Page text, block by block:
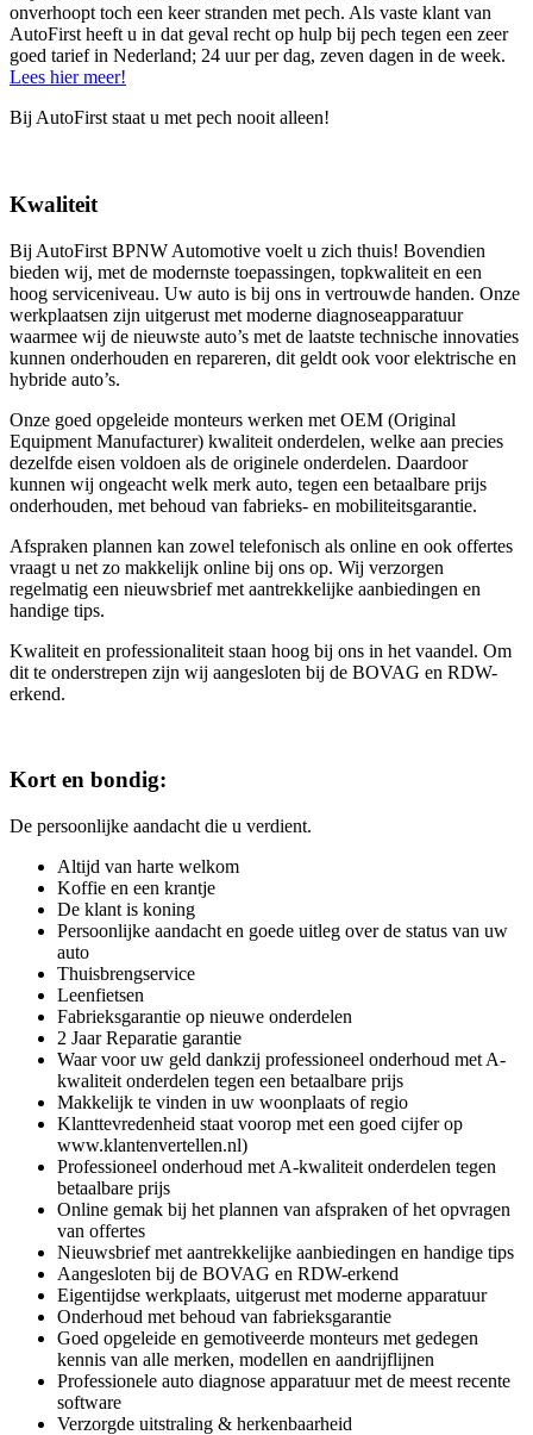
onverhoopt toch een keer stranden met pech. Als vaste klant van
AutoFirst heeft u in dat geval recht op hulp bij pech tegen een zeer
goed tarief in Nederland; 24 uur per dag, zeven dagen in de week.
Lees hier meer!
Bij AutoFirst staat u met pech nooit alleen!
Kwaliteit
Bij AutoFirst BPNW Automotive voelt u zich thuis! Bovendien
bieden wij, met de modernste toepassingen, topkwaliteit en een
hoog serviceniveau. Uw auto is bij ons in vertrouwde handen. Onze
werkplaatsen zijn uitgerust met moderne diagnoseapparatuur
waarmee wij de nieuwste auto’s met de laatste technische innovaties
kunnen onderhouden en repareren, dit geldt ook voor elektrische en
hybride auto’s.
Onze goed opgeleide monteurs werken met OEM (Original
Equipment Manufacturer) kwaliteit onderdelen, welke aan precies
dezelfde eisen voldoen als de originele onderdelen. Daardoor
kunnen wij ongeacht welk merk auto, tegen een betaalbare prijs
onderhouden, met behoud van fabrieks- en mobiliteitsgarantie.
Afspraken plannen kan zowel telefonisch als online en ook offertes
vraagt u net zo makkelijk online bij ons op. Wij verzorgen
regelmatig een nieuwsbrief met aantrekkelijke aanbiedingen en
handige tips.
Kwaliteit en professionaliteit staan hoog bij ons in het vaandel. Om
dit te onderstrepen zijn wij aangesloten bij de BOVAG en RDW-
erkend.
Kort en bondig:
De persoonlijke aandacht die u verdient.
Altijd van harte welkom
Koffie en een krantje
De klant is koning
Persoonlijke aandacht en goede uitleg over de status van uw
auto
Thuisbrengservice
Leenfietsen
Fabrieksgarantie op nieuwe onderdelen
2 Jaar Reparatie garantie
Waar voor uw geld dankzij professioneel onderhoud met A-
kwaliteit onderdelen tegen een betaalbare prijs
Makkelijk te vinden in uw woonplaats of regio
Klanttevredenheid staat voorop met een goed cijfer op
www.klantenvertellen.nl)
Professioneel onderhoud met A-kwaliteit onderdelen tegen
betaalbare prijs
Online gemak bij het plannen van afspraken of het opvragen
van offertes
Nieuwsbrief met aantrekkelijke aanbiedingen en handige tips
Aangesloten bij de BOVAG en RDW-erkend
Eigentijdse werkplaats, uitgerust met moderne apparatuur
Onderhoud met behoud van fabrieksgarantie
Goed opgeleide en gemotiveerde monteurs met gedegen
kennis van alle merken, modellen en aandrijflijnen
Professionele auto diagnose apparatuur met de meest recente
software
Verzorgde uitstraling & herkenbaarheid